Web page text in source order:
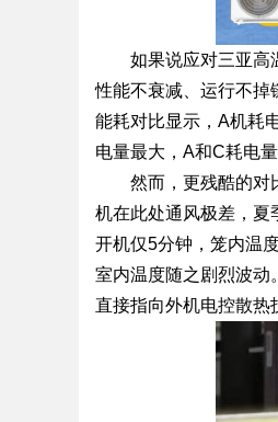
如果说应对三亚高
性能不衰减、运行不
能耗对比显示，A机耗
电量最大，A和C耗电量
然而，更残酷的对
机在此处通风极差，
开机仅5分钟，笼内温
室内温度随之剧烈波动
直接指向外机电控散